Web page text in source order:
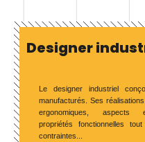
Designer
Le designer industriel
manufacturés. Ses
ergonomiques, aspects
propriétés fonctionnelles
contraintes...